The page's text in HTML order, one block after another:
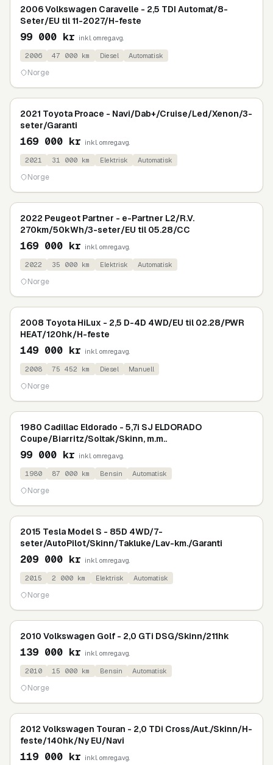
2006 Volkswagen Caravelle - 2,5 TDI Automat/8-
Seter/EU til 11-2027/H-feste
99 000 kr inkl. omreg.avg.
2006 47 000 km Diesel Automatisk
Norge
2021 Toyota Proace - Navi/Dab+/Cruise/Led/Xenon/3-
seter/Garanti
169 000 kr inkl. omreg.avg.
2021 31 000 km Elektrisk Automatisk
Norge
2022 Peugeot Partner - e-Partner L2/R.V.
270km/50kWh/3-seter/EU til 05.28/CC
169 000 kr inkl. omreg.avg.
2022 35 000 km Elektrisk Automatisk
Norge
2008 Toyota HiLux - 2,5 D-4D 4WD/EU til 02.28/PWR
HEAT/120hk/H-feste
149 000 kr inkl. omreg.avg.
2008 75 452 km Diesel Manuell
Norge
1980 Cadillac Eldorado - 5,7i SJ ELDORADO
Coupe/Biarritz/Soltak/Skinn, m.m..
99 000 kr inkl. omreg.avg.
1980 87 000 km Bensin Automatisk
Norge
2015 Tesla Model S - 85D 4WD/7-
seter/AutoPilot/Skinn/Takluke/Lav-km./Garanti
209 000 kr inkl. omreg.avg.
2015 2 000 km Elektrisk Automatisk
Norge
2010 Volkswagen Golf - 2,0 GTi DSG/Skinn/211hk
139 000 kr inkl. omreg.avg.
2010 15 000 km Bensin Automatisk
Norge
2012 Volkswagen Touran - 2,0 TDi Cross/Aut./Skinn/H-
feste/140hk/Ny EU/Navi
119 000 kr inkl. omreg.avg.